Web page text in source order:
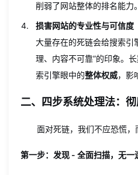
削弱了网站整体的排名能力。
损害网站的专业性与可信度
大量存在的死链会给搜索引
理、内容不可靠”的印象。
索引擎眼中的整体权威，影
二、四步系统处理法：
面对死链，我们不应恐慌，
第一步：发现 - 全面扫描，无一